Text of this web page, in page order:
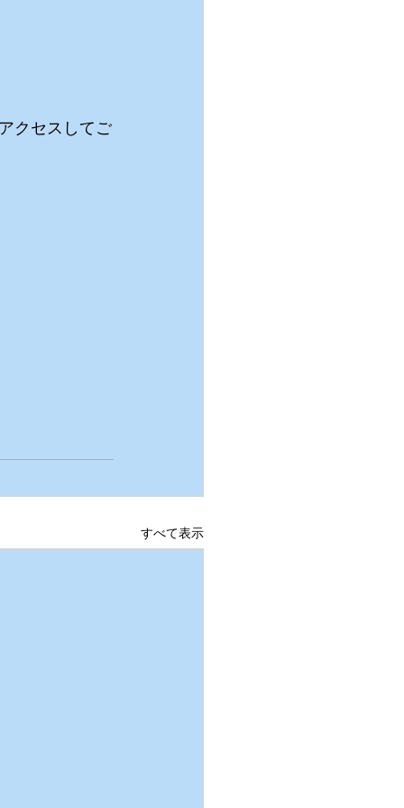
クセスしてご
すべて表示